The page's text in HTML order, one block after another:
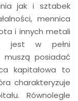
jak i sztabek
mennica
i innych metali
jest w pełni
muszą posiadać
kapitałowa to
charakteryzuje
Równolegle